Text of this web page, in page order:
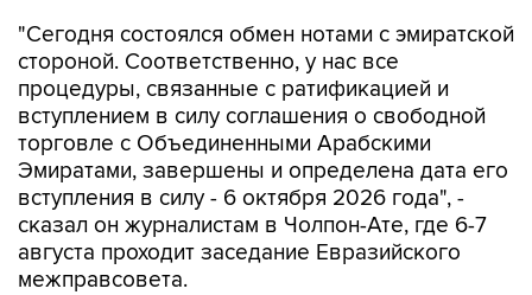
"Сегодня состоялся обмен нотами с эмиратской
стороной. Соответственно, у нас все
процедуры, связанные с ратификацией и
вступлением в силу соглашения о свободной
торговле с Объединенными Арабскими
Эмиратами, завершены и определена дата его
вступления в силу - 6 октября 2026 года", -
сказал он журналистам в Чолпон-Ате, где 6-7
августа проходит заседание Евразийского
межправсовета.